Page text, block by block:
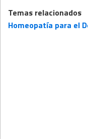
Temas relacionados
Homeopatía para el